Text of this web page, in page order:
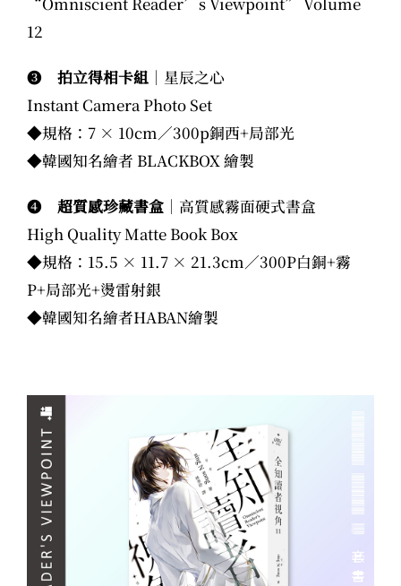
12
❸ 拍立得相卡組 ｜星辰之心
Instant Camera Photo Set
◆規格：7 × 10cm／300p銅西+局部光
◆韓國知名繪者 BLACKBOX 繪製
❹ 超質感珍藏書盒 ｜高質感霧面硬式書盒
High Quality Matte Book Box
◆規格：15.5 × 11.7 × 21.3cm／300P白銅+霧
P+局部光+燙雷射銀
◆韓國知名繪者HABAN繪製